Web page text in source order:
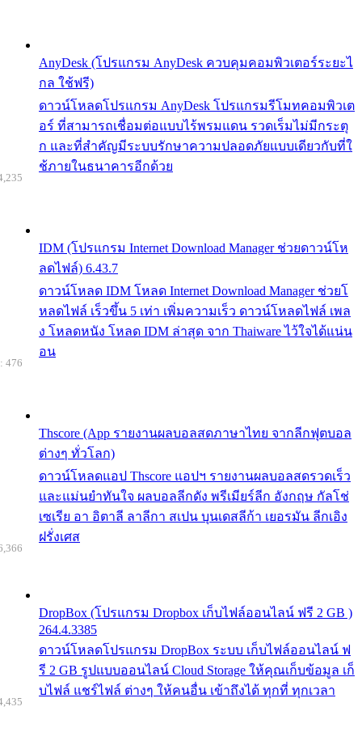
AnyDesk (โปรแกรม AnyDesk ควบคุมคอมพิวเตอร์ระยะไ
กล ใช้ฟรี)
ดาวน์โหลดโปรแกรม AnyDesk โปรแกรมรีโมทคอมพิวเต
อร์ ที่สามารถเชื่อมต่อแบบไร้พรมแดน รวดเร็มไม่มีกระตุ
ก และที่สำคัญมีระบบรักษาความปลอดภัยแบบเดียวกับที่ใ
ช้ภายในธนาคารอีกด้วย
IDM (โปรแกรม Internet Download Manager ช่วยดาวน์โห
ลดไฟล์) 6.43.7
ดาวน์โหลด IDM โหลด Internet Download Manager ช่วยโ
หลดไฟล์ เร็วขึ้น 5 เท่า เพิ่มความเร็ว ดาวน์โหลดไฟล์ เพล
ง โหลดหนัง โหลด IDM ล่าสุด จาก Thaiware ไว้ใจได้แน่น
อน
Thscore (App รายงานผลบอลสดภาษาไทย จากลีกฟุตบอล
ต่างๆ ทั่วโลก)
ดาวน์โหลดแอป Thscore แอปฯ รายงานผลบอลสดรวดเร็ว
และแม่นยำทันใจ ผลบอลลีกดัง พรีเมียร์ลีก อังกฤษ กัลโช่
เซเรีย อา อิตาลี ลาลีกา สเปน บุนเดสลีก้า เยอรมัน ลีกเอิง
ฝรั่งเศส
476
DropBox (โปรแกรม Dropbox เก็บไฟล์ออนไลน์ ฟรี 2 GB )
264.4.3385
ดาวน์โหลดโปรแกรม DropBox ระบบ เก็บไฟล์ออนไลน์ ฟ
รี 2 GB รูปแบบออนไลน์ Cloud Storage ให้คุณเก็บข้อมูล เก็
บไฟล์ แชร์ไฟล์ ต่างๆ ให้คนอื่น เข้าถึงได้ ทุกที่ ทุกเวลา